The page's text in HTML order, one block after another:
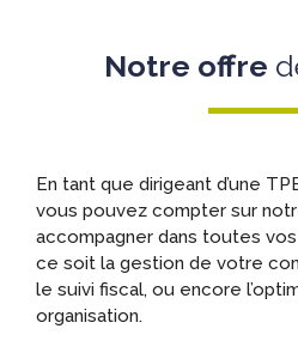
Notre offre
En tant que dirigeant d’une
vous pouvez compter sur
accompagner dans toutes
ce soit la gestion de votre
le suivi fiscal, ou encore
organisation.